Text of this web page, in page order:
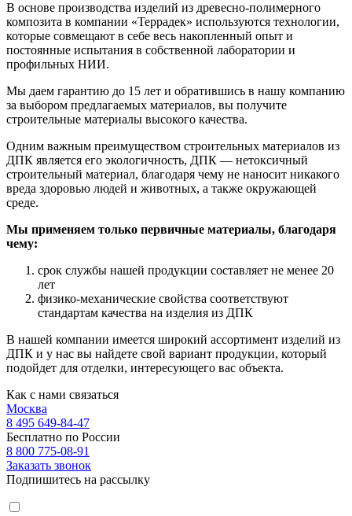
В основе производства изделий из древесно-полимерного
композита в компании «Террадек» используются технологии,
которые совмещают в себе весь накопленный опыт и
постоянные испытания в собственной лаборатории и
профильных НИИ.
Мы даем гарантию до 15 лет и обратившись в нашу компанию
за выбором предлагаемых материалов, вы получите
строительные материалы высокого качества.
Одним важным преимуществом строительных материалов из
ДПК является его экологичность, ДПК — нетоксичный
строительный материал, благодаря чему не наносит никакого
вреда здоровью людей и животных, а также окружающей
среде.
Мы применяем только первичные материалы, благодаря
чему:
срок службы нашей продукции составляет не менее 20
лет
физико-механические свойства соответствуют
стандартам качества на изделия из ДПК
В нашей компании имеется широкий ассортимент изделий из
ДПК и у нас вы найдете свой вариант продукции, который
подойдет для отделки, интересующего вас объекта.
Как с нами связаться
Москва
8 495 649-84-47
Бесплатно по России
8 800 775-08-91
Заказать звонок
Подпишитесь на рассылку